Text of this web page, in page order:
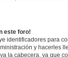
este foro!
identificadores para
y hacerles
la cabecera, ya que